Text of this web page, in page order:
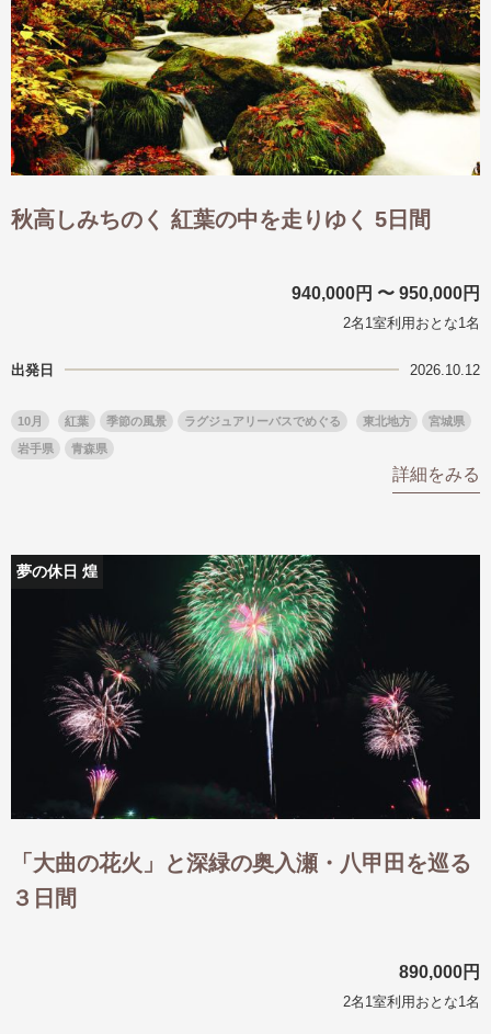
秋高しみちのく 紅葉の中を走りゆく 5日間
940,000円 〜 950,000円
2名1室利用おとな1名
出発日 2026.10.12
10月 紅葉 季節の風景 ラグジュアリーバスでめぐる 東北地方 宮城県
岩手県 青森県
詳細をみる
夢の休日 煌
「大曲の花火」と深緑の奥入瀬・八甲田を巡る
３日間
890,000円
2名1室利用おとな1名